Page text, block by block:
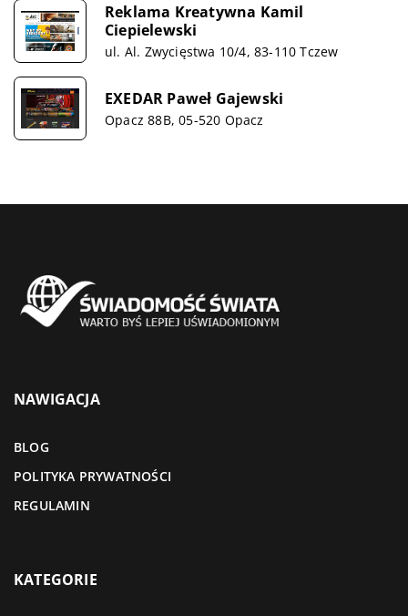
Reklama Kreatywna Kamil
Ciepielewski
ul. Al. Zwycięstwa 10/4, 83-110 Tczew
EXEDAR Paweł Gajewski
Opacz 88B, 05-520 Opacz
NAWIGACJA
BLOG
POLITYKA PRYWATNOŚCI
REGULAMIN
KATEGORIE